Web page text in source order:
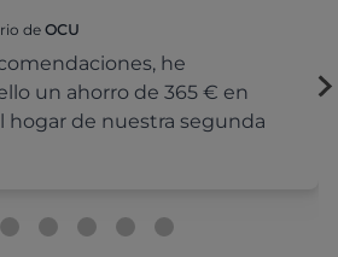
de OCU
he
un ahorro de 365 € en
hogar de nuestra segunda